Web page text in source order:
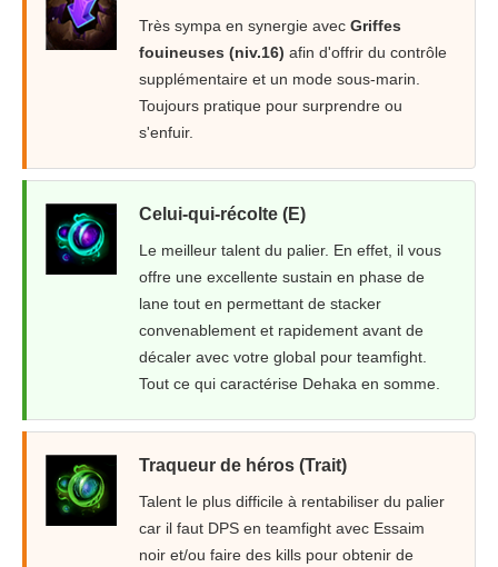
Très sympa en synergie avec Griffes
fouineuses (niv.16) afin d'offrir du contrôle
supplémentaire et un mode sous-marin.
Toujours pratique pour surprendre ou
s'enfuir.
Celui-qui-récolte (E)
Le meilleur talent du palier. En effet, il vous
offre une excellente sustain en phase de
lane tout en permettant de stacker
convenablement et rapidement avant de
décaler avec votre global pour teamfight.
Tout ce qui caractérise Dehaka en somme.
Traqueur de héros (Trait)
Talent le plus difficile à rentabiliser du palier
car il faut DPS en teamfight avec Essaim
noir et/ou faire des kills pour obtenir de